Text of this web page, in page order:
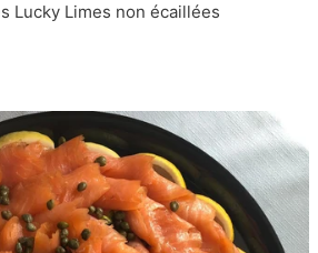
Lucky Limes non écaillées